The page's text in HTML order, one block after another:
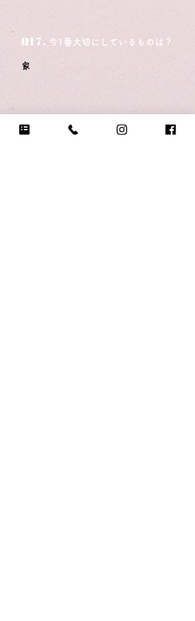
Q17. 今1番大切にしているものは？
家
Q18.